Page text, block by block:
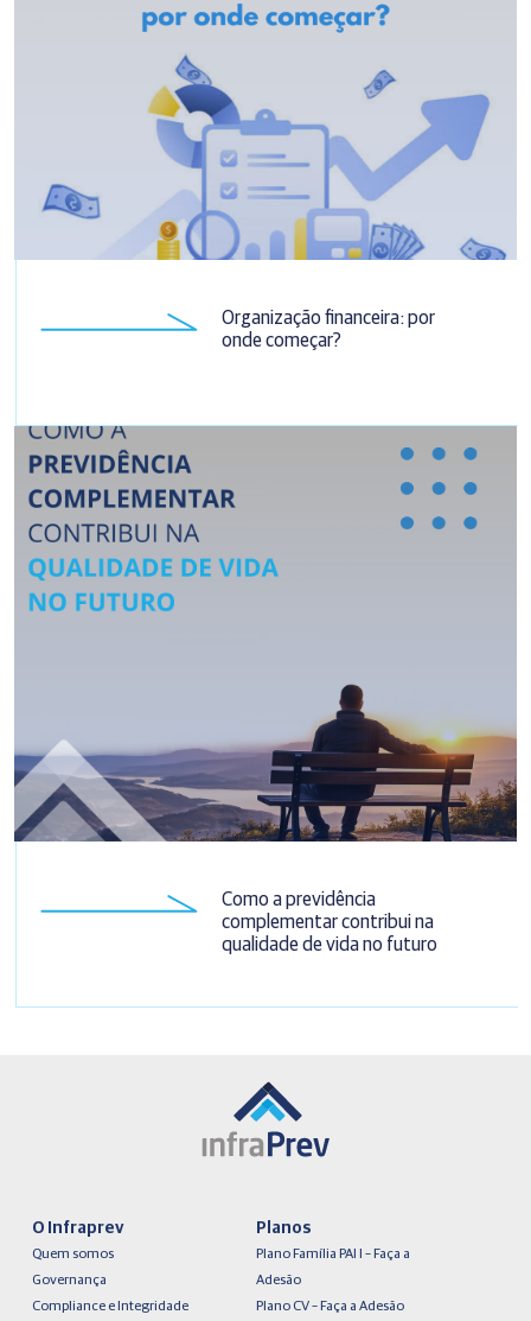
Organização financeira: por
onde começar?
Como a previdência
complementar contribui na
qualidade de vida no futuro
O Infraprev
Quem somos
Governança
Compliance e Integridade
Planos
Plano Família PAI I – Faça a
Adesão
Plano CV – Faça a Adesão